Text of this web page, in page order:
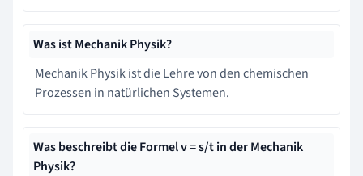
Was ist Mechanik Physik?
Mechanik Physik ist die Lehre von den chemischen
Prozessen in natürlichen Systemen.
Was beschreibt die Formel v = s/t in der Mechanik
Physik?